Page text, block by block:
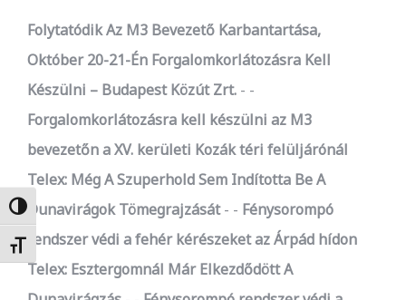
Nagy kontraszt váltása
Betűméret váltása
Folytatódik Az M3 Bevezető Karbantartása,
Október 20-21-Én Forgalomkorlátozásra Kell
Készülni – Budapest Közút Zrt.
-
Forgalomkorlátozásra kell készülni az M3
bevezetőn a XV. kerületi Kozák téri felüljárónál
Telex: Még A Szuperhold Sem Indította Be A
Dunavirágok Tömegrajzását
- Fénysorompó
rendszer védi a fehér kérészeket az Árpád hídon
Telex: Esztergomnál Már Elkezdődött A